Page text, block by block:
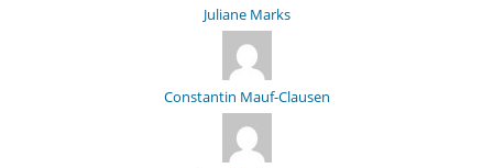
Juliane Marks
Constantin Mauf-Clausen